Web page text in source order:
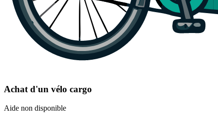
Achat d'un vélo cargo
Aide non disponible